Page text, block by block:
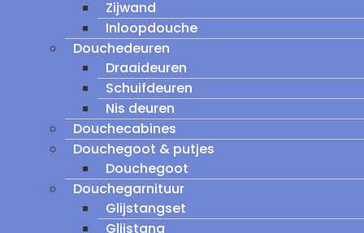
Zijwand
Inloopdouche
Douchedeuren
Draaideuren
Schuifdeuren
Nis deuren
Douchecabines
Douchegoot & putjes
Douchegoot
Douchegarnituur
Glijstangset
Glijstang